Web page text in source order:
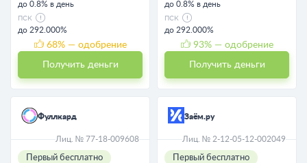
до 0.8% в день
ПСК
до 292.000%
68% — одобрение
Получить деньги
до 0.8% в день
ПСК
до 292.000%
93% — одобрение
Получить деньги
Фуллкард
Лиц. № 77-18-009608
Первый бесплатно
Заём.ру
Лиц. № 2-12-05-12-002049
Первый бесплатно